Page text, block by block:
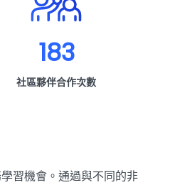
183
社區夥伴合作次數
習機會。通過與不同的非